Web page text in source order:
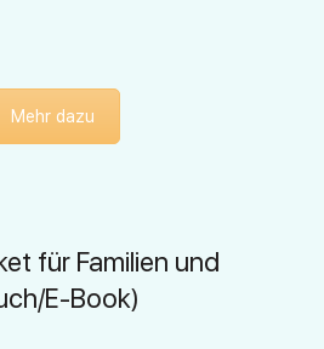
Mehr dazu
für Familien und
E-Book)